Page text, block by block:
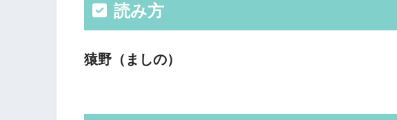
読み方
猿野（ましの）